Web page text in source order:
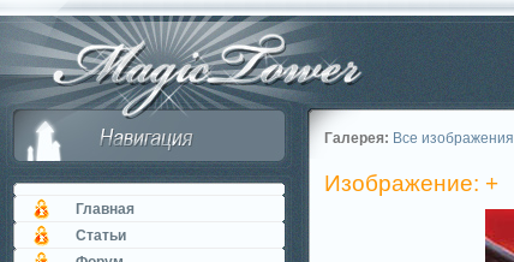
Главная
Статьи
Галерея: Все изображения
Изображение: +